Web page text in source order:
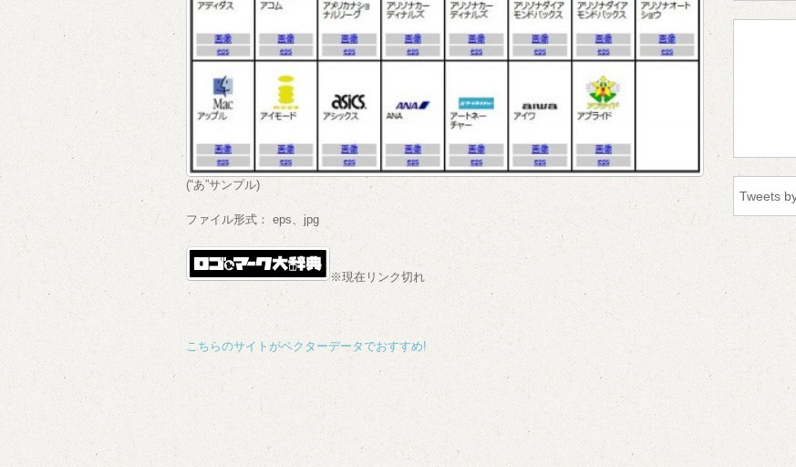
(“あ”サンプル)
ファイル形式： eps、jpg
※現在リンク切れ
こちらのサイトがベクターデータでおすすめ!
Tweets